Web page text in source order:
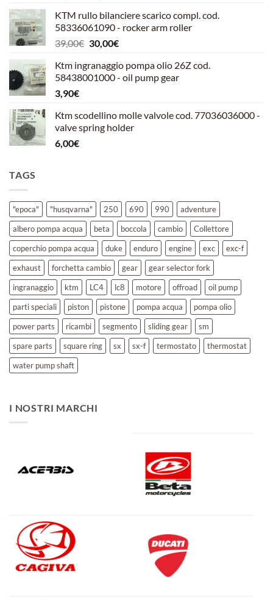
originale
era:
39,00€.
attuale
è:
30,00€.
KTM rullo bilanciere scarico compl. cod.
58336061090 - rocker arm roller
39,00€ Il
originale
era:
30,00€Il
attuale
è:
Ktm ingranaggio pompa olio 26Z cod.
58438001000 - oil pump gear
3,90€
Ktm scodellino molle valvole cod. 77036036000 -
valve spring holder
6,00€
TAGS
"epoca" "husqvarna" 250 690 990
adventure
albero pompa acqua
beta boccola cambio
Collettore
coperchio pompa acqua
duke enduro engine exc
exc-f
exhaust
forchetta cambio gear
gear selector fork
ingranaggio
ktm LC4 lc8 motore offroad
oil pump
parti speciali
piston pistone pompa acqua
pompa olio
power parts
ricambi segmento sliding gear
sm
spare parts
square ring sx sx-f termostato
thermostat
water pump shaft
I NOSTRI MARCHI